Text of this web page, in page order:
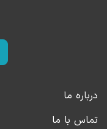
درباره ما
تماس با ما